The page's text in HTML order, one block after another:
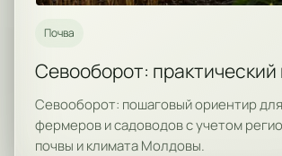
Почва
Севооборот: практический
Севооборот: пошаговый ориентир для
фермеров и садоводов с учетом
почвы и климата Молдовы.